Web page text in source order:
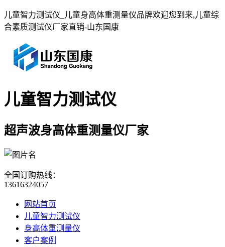
儿童智力测试仪_儿童身高体重测量仪品牌欢迎您到来,儿童综
合素质测试仪厂家直销-山东国康
儿童智力测试仪
超声波身高体重测量仪厂家
全国订购热线：
13616324057
网站首页
儿童智力测试仪
身高体重测量仪
客户案例